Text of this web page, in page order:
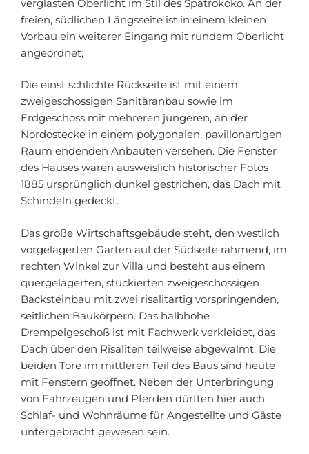
verglasten Oberlicht im Stil des Spätrokoko. An der
freien, südlichen Längsseite ist in einem kleinen
Vorbau ein weiterer Eingang mit rundem Oberlicht
angeordnet;
Die einst schlichte Rückseite ist mit einem
zweigeschossigen Sanitäranbau sowie im
Erdgeschoss mit mehreren jüngeren, an der
Nordostecke in einem polygonalen, pavillonartigen
Raum endenden Anbauten versehen. Die Fenster
des Hauses waren ausweislich historischer Fotos
1885 ursprünglich dunkel gestrichen, das Dach mit
Schindeln gedeckt.
Das große Wirtschaftsgebäude steht, den westlich
vorgelagerten Garten auf der Südseite rahmend, im
rechten Winkel zur Villa und besteht aus einem
quergelagerten, stuckierten zweigeschossigen
Backsteinbau mit zwei risalitartig vorspringenden,
seitlichen Baukörpern. Das halbhohe
Drempelgeschoß ist mit Fachwerk verkleidet, das
Dach über den Risaliten teilweise abgewalmt. Die
beiden Tore im mittleren Teil des Baus sind heute
mit Fenstern geöffnet. Neben der Unterbringung
von Fahrzeugen und Pferden dürften hier auch
Schlaf- und Wohnräume für Angestellte und Gäste
untergebracht gewesen sein.